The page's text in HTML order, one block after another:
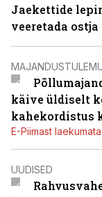
Jaekettide
veeretada
käive üldiselt
kahekordistus
E-Piimast
UUDISED